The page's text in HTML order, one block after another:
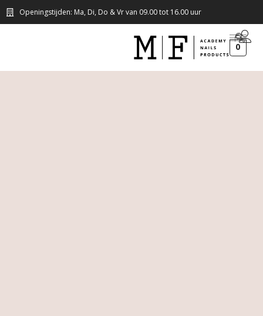
Openingstijden: Ma, Di, Do & Vr van 09.00 tot 16.00 uur
0